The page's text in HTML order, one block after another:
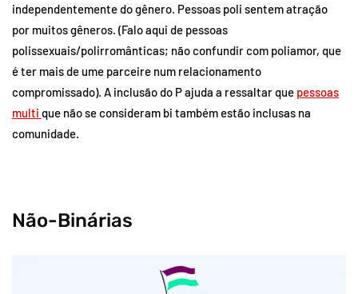
independentemente do gênero. Pessoas poli sentem atração
por muitos gêneros. (Falo aqui de pessoas
polissexuais/polirromânticas; não confundir com poliamor, que
é ter mais de ume parceire num relacionamento
compromissado). A inclusão do P ajuda a ressaltar que pessoas
multi que não se consideram bi também estão inclusas na
comunidade.
Não-Binárias